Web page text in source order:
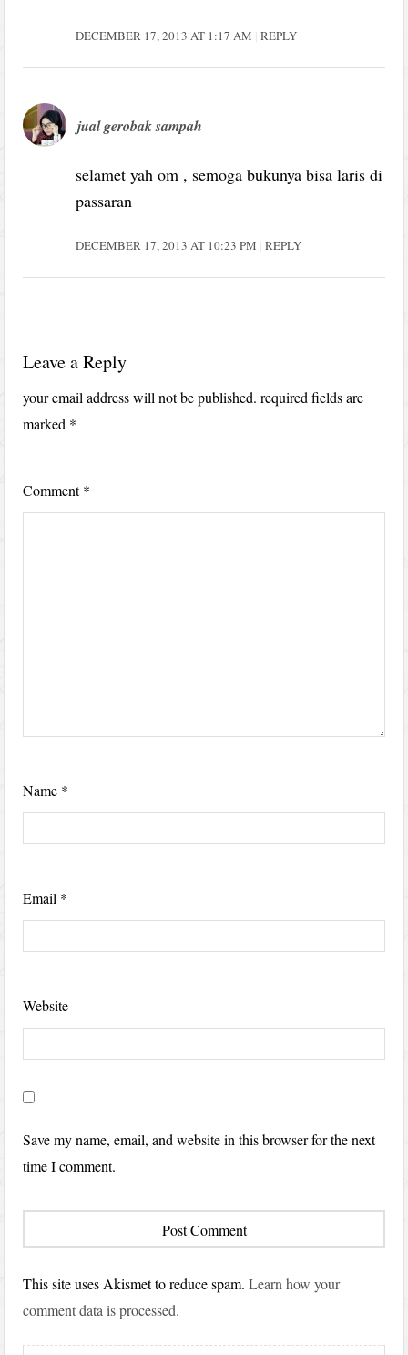
DECEMBER 17, 2013 AT 1:17 AM REPLY
jual gerobak sampah
selamet yah om , semoga bukunya bisa laris di
passaran
DECEMBER 17, 2013 AT 10:23 PM REPLY
Leave a Reply
your email address will not be published. required fields are
marked *
Comment*
Name *
Email *
Website
Save my name, email, and website in this browser for the next
time I comment.
This site uses Akismet to reduce spam.Learn how your
comment data is processed.